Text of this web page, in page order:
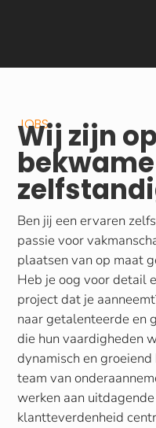
JOBS
Wij zijn
bekwame
Ben jij een ervaren
passie voor
plaatsen van op maat
Heb je oog voor detail
project dat je
naar getalenteerde en
die hun vaardigheden
dynamisch en
team van
werken aan
klantteverdenheid